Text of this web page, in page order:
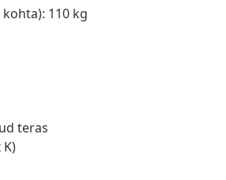
110 kg
teras
K)